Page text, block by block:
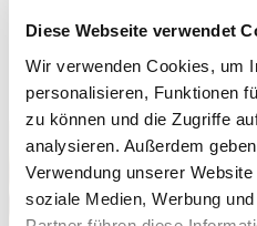
Diese Webseite verwendet
Wir verwenden Cookies, um
personalisieren, Funktionen
zu können und die Zugriffe
analysieren. Außerdem
Verwendung unserer
soziale Medien, Werbung
Sammelklage gegen